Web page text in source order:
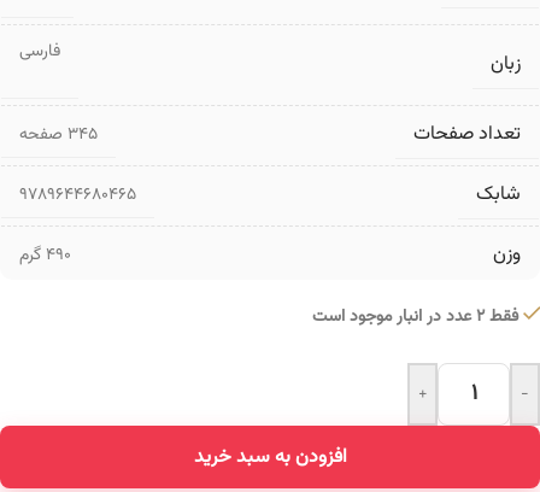
زبان فارسی
تعداد صفحات ۳۴۵ صفحه
شابک 9789644680465
وزن 490 گرم
فقط 2 عدد در انبار موجود است
-
+
افزودن به سبد خرید
Alternative: